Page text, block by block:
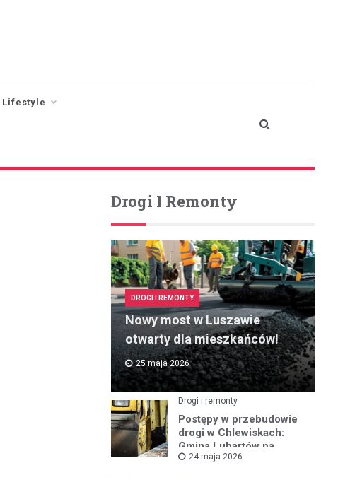
Lifestyle
Drogi I Remonty
DROGI I REMONTY
Nowy most w Luszawie
otwarty dla mieszkańców!
25 maja 2026
Drogi i remonty
Postępy w przebudowie
drogi w Chlewiskach:
Gmina Lubartów na
miejscu inwestycji
24 maja 2026